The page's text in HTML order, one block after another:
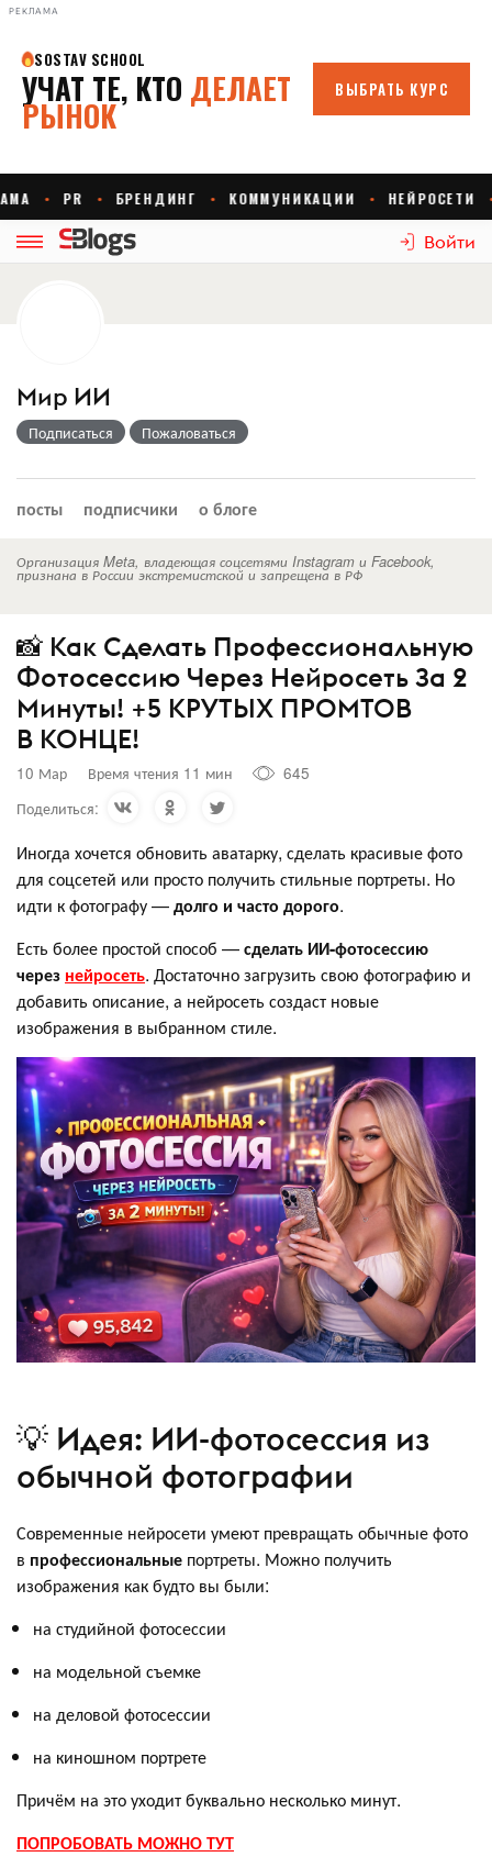
РЕКЛАМА
Войти
Мир ИИ
Подписаться Пожаловаться
посты подписчики о блоге
Организация Meta, владеющая соцсетями Instagram и Facebook,
признана в России экстремистской и запрещена в РФ
📸 Как Сделать Профессиональную
Фотосессию Через Нейросеть За 2
Минуты! +5 КРУТЫХ ПРОМТОВ
В КОНЦЕ!
10 Мар Время чтения 11 мин
645
Поделиться:
Иногда хочется обновить аватарку, сделать красивые фото
для соцсетей или просто получить стильные портреты. Но
идти к фотографу —долго и часто дорого.
Есть более простой способ —сделать ИИ-фотосессию
через нейросеть. Достаточно загрузить свою фотографию и
добавить описание, а нейросеть создаст новые
изображения в выбранном стиле.
💡 Идея: ИИ-фотосессия из
обычной фотографии
Современные нейросети умеют превращать обычные фото
в профессиональные портреты. Можно получить
изображения как будто вы были:
на студийной фотосессии
на модельной съемке
на деловой фотосессии
на киношном портрете
Причём на это уходит буквально несколько минут.
ПОПРОБОВАТЬ МОЖНО ТУТ